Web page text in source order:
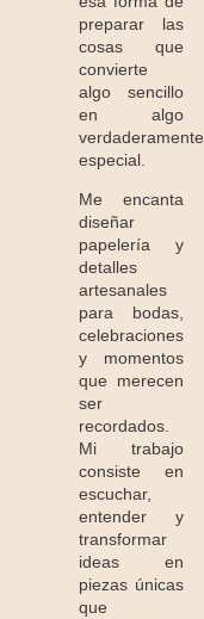
preparar las
cosas que
convierte
algo sencillo
en algo
verdaderamente
especial.
Me encanta
diseñar
papelería y
detalles
artesanales
para bodas,
celebraciones
y momentos
que merecen
ser
recordados.
Mi trabajo
consiste en
escuchar,
entender y
transformar
ideas en
piezas únicas
que